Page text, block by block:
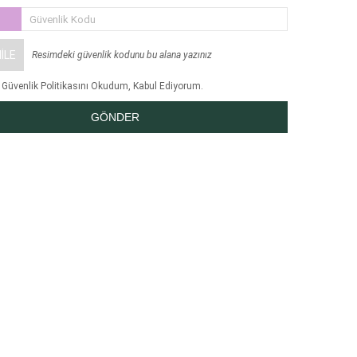
Güvenlik Kodu
Resimdeki güvenlik kodunu bu alana yazınız
Politikasını Okudum, Kabul Ediyorum.